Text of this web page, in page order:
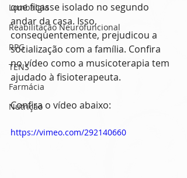
Lombalgia
Reabilitação Neurofuncional
RPG
TENS
Farmácia
Nutrição
que ficasse isolado no segundo
andar da casa. Isso,
consequentemente, prejudicou a
socialização com a família. Confira
no vídeo como a musicoterapia tem
ajudado à fisioterapeuta.
Confira o vídeo abaixo:
https://vimeo.com/292140660